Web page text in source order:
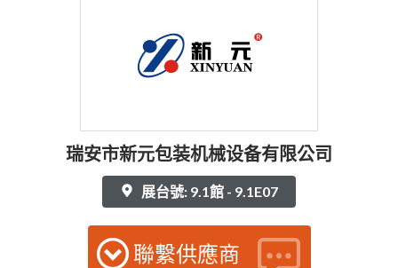
瑞安市新元包装机械设备有限公司
展台號: 9.1館 - 9.1E07
聯繫供應商